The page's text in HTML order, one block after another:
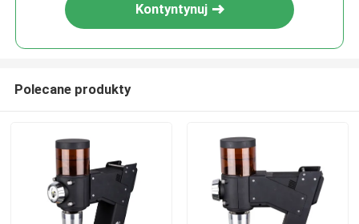
Kontyntynuj
Polecane produkty